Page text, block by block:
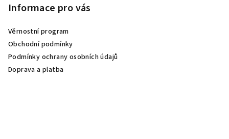
Informace pro vás
Věrnostní program
Obchodní podmínky
Podmínky ochrany osobních údajů
Doprava a platba